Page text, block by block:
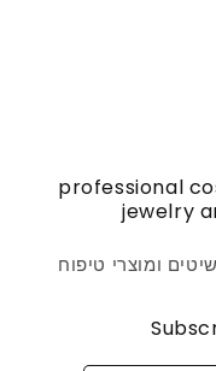
professional
jewelry
ומוצרי טיפוח